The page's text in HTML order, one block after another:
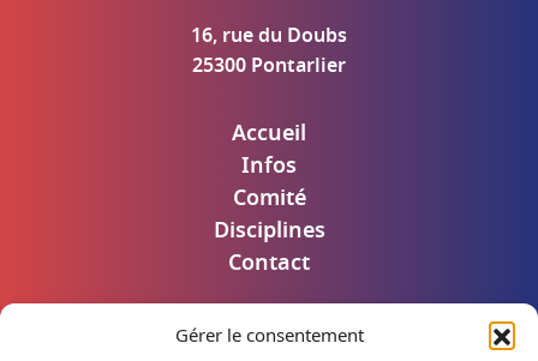
Gérer le consentement
16, rue du Doubs
25300 Pontarlier
Accueil
Infos
Comité
Disciplines
Contact
Mentions légales